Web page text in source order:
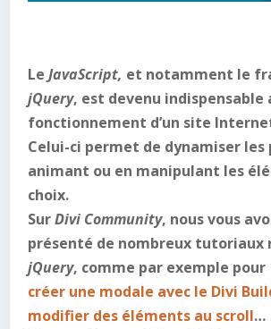
LeJavaScript, et notamment le
jQuery, est devenu indispensable
fonctionnement d’un site
Celui-ci permet de dynamiser les
animant ou en manipulant les
choix.
SurDivi Community, nous vous
présenté de nombreux tutoriaux
jQuery, comme par exemple pour
créer une modale avec le Divi
modifier des éléments au scroll…